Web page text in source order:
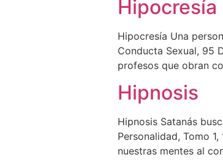
Hipocresía
Hipocresía Una
Conducta Sexual, 95
profesos que obran
Hipnosis
Hipnosis Satanás
Personalidad, Tomo
nuestras mentes al